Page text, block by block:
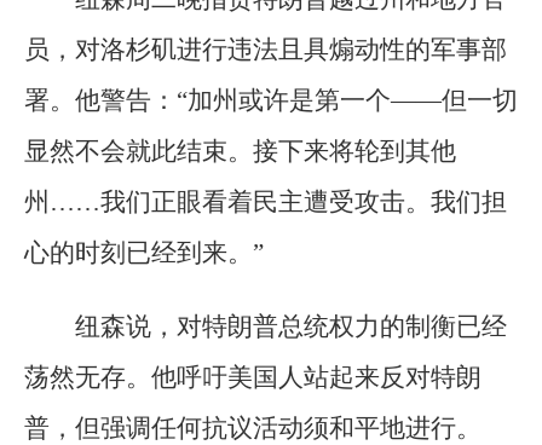
员，对洛杉矶进行违法且具煽动性的军事部
署。他警告：“加州或许是第一个——但一切
显然不会就此结束。接下来将轮到其他
州……我们正眼看着民主遭受攻击。我们担
心的时刻已经到来。”
纽森说，对特朗普总统权力的制衡已经
荡然无存。他呼吁美国人站起来反对特朗
普，但强调任何抗议活动须和平地进行。